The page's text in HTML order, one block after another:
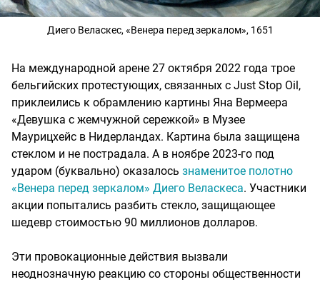
Диего Веласкес, «Венера перед зеркалом», 1651
На международной арене 27 октября 2022 года трое
бельгийских протестующих, связанных с Just Stop Oil,
приклеились к обрамлению картины Яна Вермеера
«Девушка с жемчужной сережкой» в Музее
Маурицхейс в Нидерландах. Картина была защищена
стеклом и не пострадала. А в ноябре 2023-го под
ударом (буквально) оказалось знаменитое полотно
«Венера перед зеркалом» Диего Веласкеса. Участники
акции попытались разбить стекло, защищающее
шедевр стоимостью 90 миллионов долларов.
Эти провокационные действия вызвали
неоднозначную реакцию со стороны общественности